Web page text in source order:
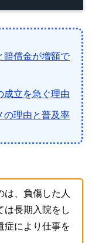
賠償金が増額で
成立を急ぐ理由
の理由と普及率
、負傷した人
は長期入院をし
症により仕事を